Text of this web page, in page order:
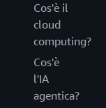
Cos'è il
cloud
computing?
Cos'è
l'IA
agentica?